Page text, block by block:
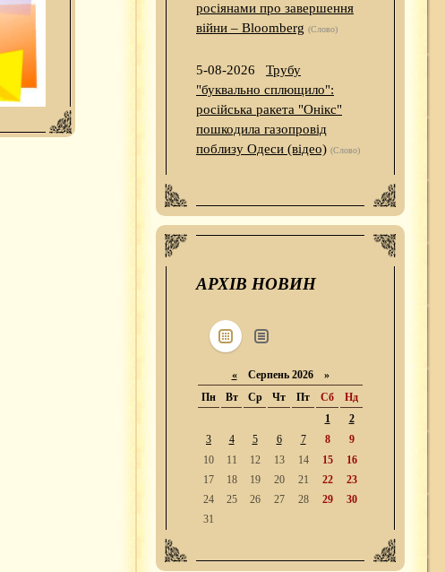
росіянами про завершення
війни – Bloomberg (Слово)
5-08-2026
Трубу
"буквально сплющило":
російська ракета "Онікс"
пошкодила газопровід
поблизу Одеси (відео) (Слово)
АРХІВ НОВИН
«Серпень 2026 »
Пн
Вт Ср Чт Пт Сб
Нд
1
2
3
4 5 6 7 8
9
10
11 12 13 14 15
16
17
18 19 20 21 22
23
24
25 26 27 28 29
30
31